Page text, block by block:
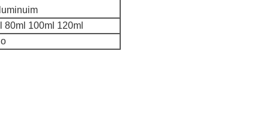
80ml 100ml 120ml